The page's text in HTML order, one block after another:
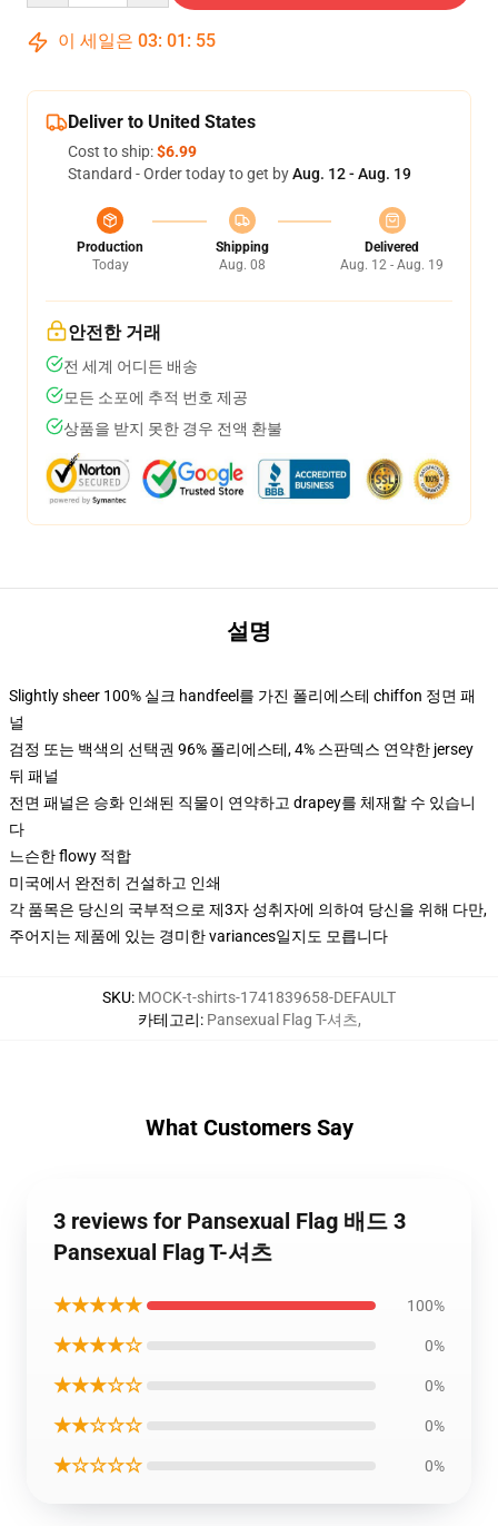
이 세일은 03: 01 : 54
Deliver to United States
Cost to ship:$6.99
Standard - Order today to get byAug. 12 - Aug. 19
Production
Today
Shipping
Aug. 08
Delivered
Aug. 12 - Aug. 19
안전한 거래
전 세계 어디든 배송
모든 소포에 추적 번호 제공
상품을 받지 못한 경우 전액 환불
설명
Slightly sheer 100% 실크 handfeel를 가진 폴리에스테 chiffon 정면 패
널
검정 또는 백색의 선택권 96% 폴리에스테, 4% 스판덱스 연약한 jersey
뒤 패널
전면 패널은 승화 인쇄된 직물이 연약하고 drapey를 체재할 수 있습니
다
느슨한 flowy 적합
미국에서 완전히 건설하고 인쇄
각 품목은 당신의 국부적으로 제3자 성취자에 의하여 당신을 위해 다만,
주어지는 제품에 있는 경미한 variances일지도 모릅니다
SKU: MOCK-t-shirts-1741839658-DEFAULT
카테고리: Pansexual Flag T-셔츠,
What Customers Say
3 reviews for Pansexual Flag 배드 3
Pansexual Flag T-셔츠
★★★★★ 100%
★★★★☆ 0%
★★★☆☆ 0%
★★☆☆☆ 0%
★☆☆☆☆ 0%